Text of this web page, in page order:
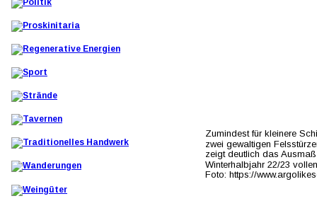
Zumindest für kleinere
zwei gewaltigen
zeigt deutlich das
Winterhalbjahr 22/23
Foto: https://